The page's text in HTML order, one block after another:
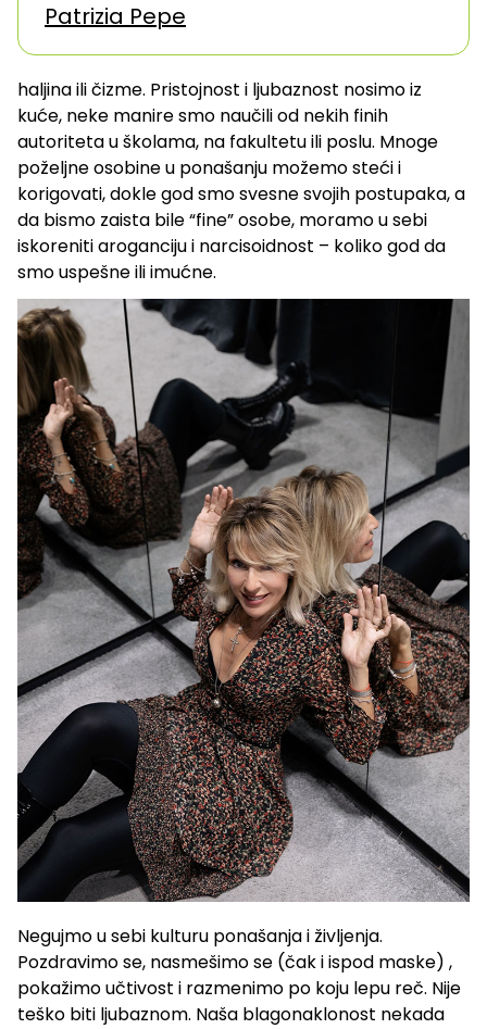
Patrizia Pepe
haljina ili čizme. Pristojnost i ljubaznost nosimo iz
kuće, neke manire smo naučili od nekih finih
autoriteta u školama, na fakultetu ili poslu. Mnoge
poželjne osobine u ponašanju možemo steći i
korigovati, dokle god smo svesne svojih postupaka, a
da bismo zaista bile “fine” osobe, moramo u sebi
iskoreniti aroganciju i narcisoidnost – koliko god da
smo uspešne ili imućne.
Negujmo u sebi kulturu ponašanja i življenja.
Pozdravimo se, nasmešimo se (čak i ispod maske) ,
pokažimo učtivost i razmenimo po koju lepu reč. Nije
teško biti ljubaznom. Naša blagonaklonost nekada